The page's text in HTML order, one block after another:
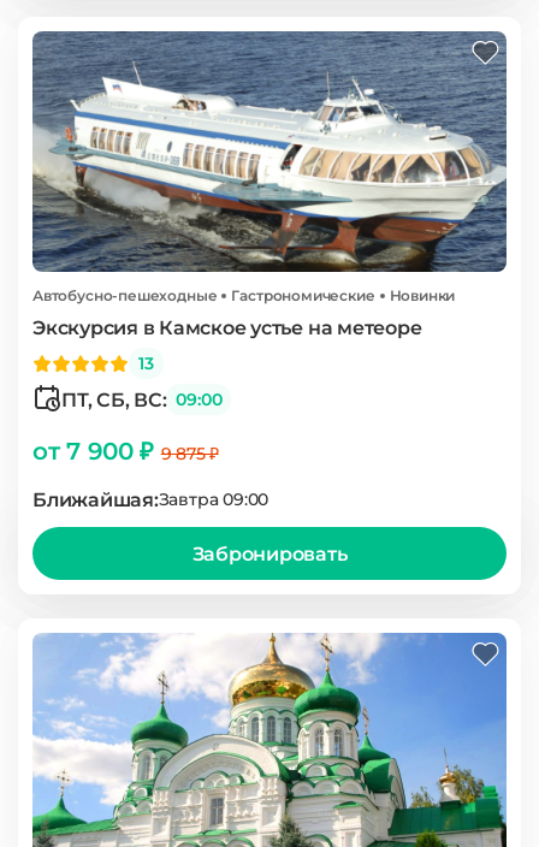
Автобусно-пешеходные Гастрономические Новинки
Экскурсия в Камское устье на метеоре
13
ПТ, СБ, ВС: 09:00
от 7 900 ₽9 875 ₽
Ближайшая:Завтра 09:00
Забронировать